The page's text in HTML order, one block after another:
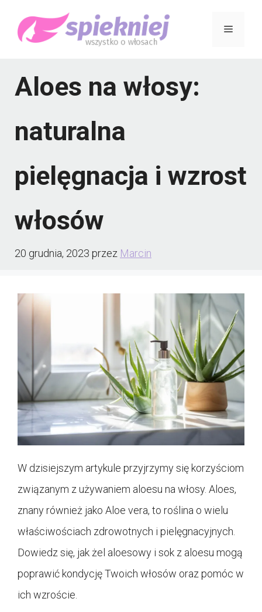
Menu
Aloes na włosy:
naturalna
pielęgnacja i wzrost
włosów
20 grudnia, 2023 przez Marcin
W dzisiejszym artykule przyjrzymy się korzyściom
związanym z używaniem aloesu na włosy. Aloes,
znany również jako Aloe vera, to roślina o wielu
właściwościach zdrowotnych i pielęgnacyjnych.
Dowiedz się, jak żel aloesowy i sok z aloesu mogą
poprawić kondycję Twoich włosów oraz pomóc w
ich wzroście.